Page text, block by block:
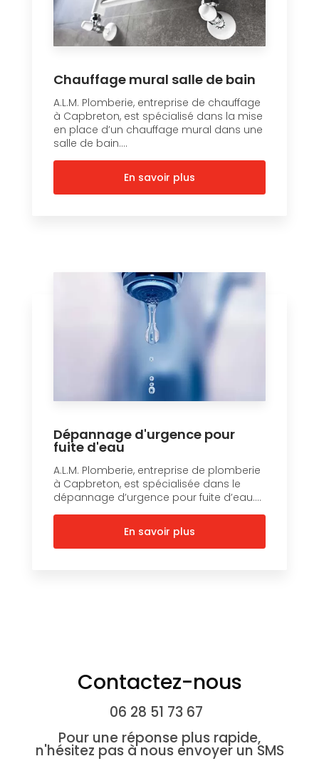
Chauffage mural salle de bain
A.L.M. Plomberie, entreprise de chauffage
à Capbreton, est spécialisé dans la mise
en place d’un chauffage mural dans une
salle de bain....
En savoir plus
Dépannage d'urgence pour
fuite d'eau
A.L.M. Plomberie, entreprise de plomberie
à Capbreton, est spécialisée dans le
dépannage d’urgence pour fuite d’eau....
En savoir plus
Contactez-nous
06 28 51 73 67
Pour une réponse plus rapide,
n'hésitez pas à nous envoyer un SMS